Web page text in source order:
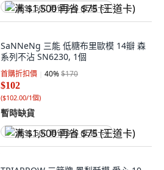
满 $1,500 再省 $75 (王道卡)
SaNNeNg 三能 低糖布里歐模 14瓣 森
系列不沾 SN6230, 1個
首購折扣價 40%$170
$102
($102.00/1個)
暫時缺貨
满 $1,500 再省 $75 (王道卡)